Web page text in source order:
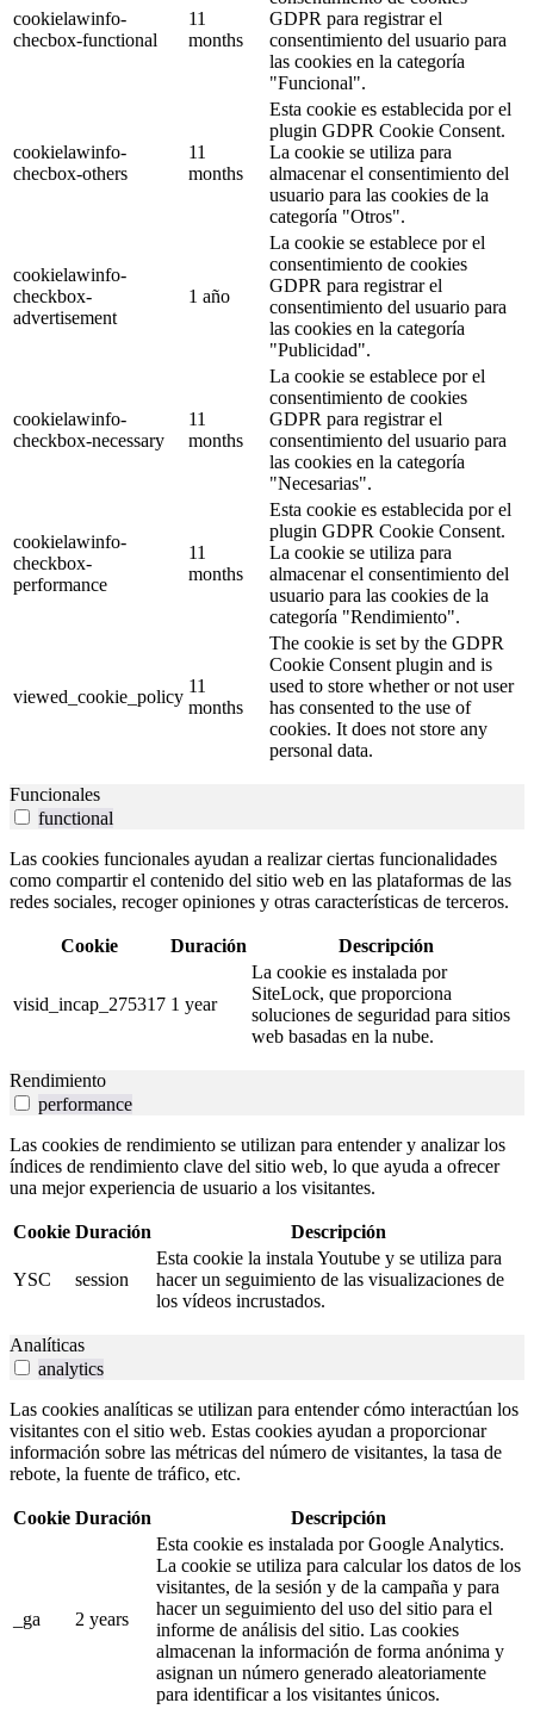
cookielawinfo-
checbox-functional
11
months
GDPR para registrar el
consentimiento del usuario para
las cookies en la categoría
"Funcional".
cookielawinfo-
checbox-others
11
months
Esta cookie es establecida por el
plugin GDPR Cookie Consent.
La cookie se utiliza para
almacenar el consentimiento del
usuario para las cookies de la
categoría "Otros".
cookielawinfo-
checkbox-
advertisement
1 año
La cookie se establece por el
consentimiento de cookies
GDPR para registrar el
consentimiento del usuario para
las cookies en la categoría
"Publicidad".
cookielawinfo-
checkbox-necessary
11
months
La cookie se establece por el
consentimiento de cookies
GDPR para registrar el
consentimiento del usuario para
las cookies en la categoría
"Necesarias".
cookielawinfo-
checkbox-
performance
11
months
Esta cookie es establecida por el
plugin GDPR Cookie Consent.
La cookie se utiliza para
almacenar el consentimiento del
usuario para las cookies de la
categoría "Rendimiento".
viewed_cookie_policy
11
months
The cookie is set by the GDPR
Cookie Consent plugin and is
used to store whether or not user
has consented to the use of
cookies. It does not store any
personal data.
Funcionales
functional
Las cookies funcionales ayudan a realizar ciertas funcionalidades
como compartir el contenido del sitio web en las plataformas de las
redes sociales, recoger opiniones y otras características de terceros.
Cookie Duración Descripción
visid_incap_275317 1 year
La cookie es instalada por
SiteLock, que proporciona
soluciones de seguridad para sitios
web basadas en la nube.
Rendimiento
performance
Las cookies de rendimiento se utilizan para entender y analizar los
índices de rendimiento clave del sitio web, lo que ayuda a ofrecer
una mejor experiencia de usuario a los visitantes.
Cookie Duración Descripción
YSC session
Esta cookie la instala Youtube y se utiliza para
hacer un seguimiento de las visualizaciones de
los vídeos incrustados.
Analíticas
analytics
Las cookies analíticas se utilizan para entender cómo interactúan los
visitantes con el sitio web. Estas cookies ayudan a proporcionar
información sobre las métricas del número de visitantes, la tasa de
rebote, la fuente de tráfico, etc.
Cookie Duración Descripción
_ga 2 years
Esta cookie es instalada por Google Analytics.
La cookie se utiliza para calcular los datos de los
visitantes, de la sesión y de la campaña y para
hacer un seguimiento del uso del sitio para el
informe de análisis del sitio. Las cookies
almacenan la información de forma anónima y
asignan un número generado aleatoriamente
para identificar a los visitantes únicos.